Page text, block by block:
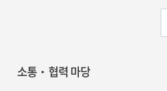
소통‧협력 마당